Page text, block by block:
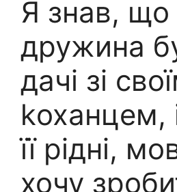
Я знав, що
дружина
дачі зі
kоханцем,
її рідні,
хочу